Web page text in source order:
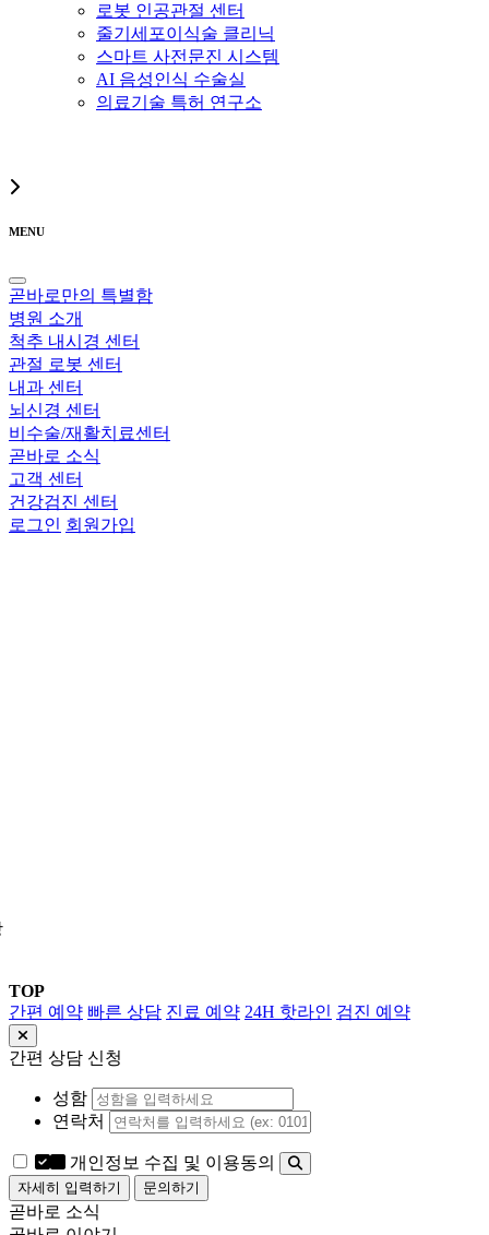
로봇 인공관절 센터
줄기세포이식술 클리닉
스마트 사전문진 시스템
AI 음성인식 수술실
의료기술 특허 연구소
MENU
곧바로만의 특별함
병원 소개
척추 내시경 센터
관절 로봇 센터
내과 센터
뇌신경 센터
비수술/재활치료센터
곧바로 소식
고객 센터
건강검진 센터
로그인 회원가입
TOP
간편 예약 빠른 상담 진료 예약 24H 핫라인 검진 예약
간편 상담 신청
성함
연락처
개인정보 수집 및 이용동의
자세히 입력하기 문의하기
곧바로 소식